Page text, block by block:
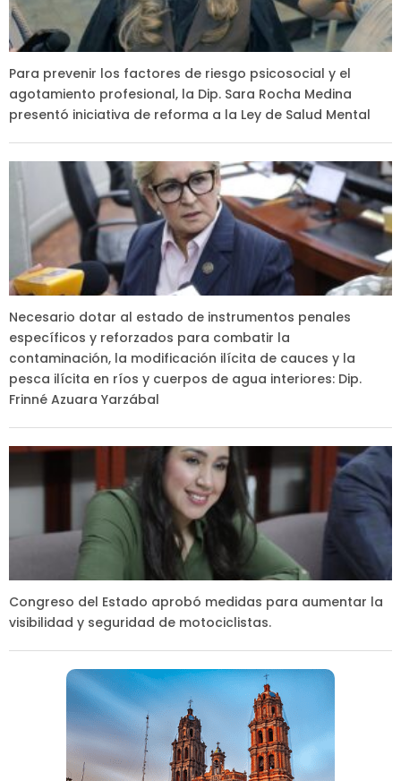
Para prevenir los factores de riesgo psicosocial y el
agotamiento profesional, la Dip. Sara Rocha Medina
presentó iniciativa de reforma a la Ley de Salud Mental
Necesario dotar al estado de instrumentos penales
específicos y reforzados para combatir la
contaminación, la modificación ilícita de cauces y la
pesca ilícita en ríos y cuerpos de agua interiores: Dip.
Frinné Azuara Yarzábal
Congreso del Estado aprobó medidas para aumentar la
visibilidad y seguridad de motociclistas.